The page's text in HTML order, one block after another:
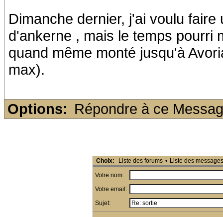
Dimanche dernier, j'ai voulu
d'ankerne , mais le temps pourri
quand même monté jusqu'à
max).
Options: Répondre à ce
Choix: Liste des forums • Liste des messages
Votre nom:
Votre email:
Sujet: